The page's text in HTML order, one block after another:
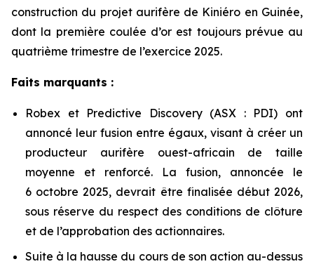
construction du projet aurifère de Kiniéro en Guinée,
dont la première coulée d’or est toujours prévue au
quatrième trimestre de l’exercice 2025.
Faits marquants :
Robex et Predictive Discovery (ASX : PDI) ont
annoncé leur fusion entre égaux, visant à créer un
producteur aurifère ouest-africain de taille
moyenne et renforcé. La fusion, annoncée le
6 octobre 2025, devrait être finalisée début 2026,
sous réserve du respect des conditions de clôture
et de l’approbation des actionnaires.
Suite à la hausse du cours de son action au-dessus